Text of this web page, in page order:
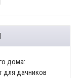
дома:
для дачников